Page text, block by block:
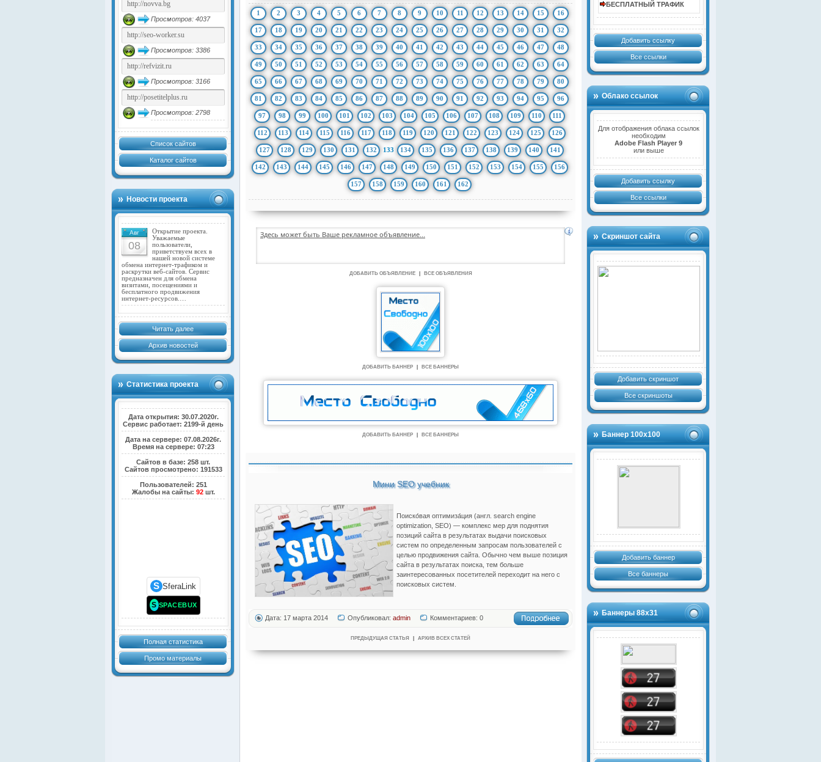
Просмотров: 4037
Просмотров: 3386
Просмотров: 3166
Просмотров: 2798
Список сайтов
Каталог сайтов
Новости проекта
Авг
08
Открытие проекта.
Уважаемые
пользователи,
приветствуем всех в
нашей новой системе
обмена интернет-трафиком и
раскрутки веб-сайтов. Сервис
предназначен для обмена
визитами, посещениями и
бесплатного продвижения
интернет-ресурсов.…
Читать далее
Архив новостей
Статистика проекта
Дата открытия: 30.07.2020г.
Сервис работает: 2199-й день
Дата на сервере: 07.08.2026г.
Время на сервере: 07:23
Сайтов в базе: 258 шт.
Сайтов просмотрено: 191533
Пользователей: 251
Жалобы на сайты: 92шт.
S SferaLink
S SPACEBUX
Полная статистика
Промо материалы
БЕСПЛАТНЫЙ ТРАФИК
Добавить ссылку
Все ссылки
Облако ссылок
Для отображения облака ссылок
необходим
Adobe Flash Player 9
или выше
Добавить ссылку
Все ссылки
Скриншот сайта
Добавить скриншот
Все скриншоты
Баннер 100х100
Добавить баннер
Все баннеры
Баннеры 88х31
1 2 3 4 5 6 7 8 9 10 11 12 13 14 15 16
17 18 19 20 21 22 23 24 25 26 27 28 29 30 31 32
33 34 35 36 37 38 39 40 41 42 43 44 45 46 47 48
49 50 51 52 53 54 55 56 57 58 59 60 61 62 63 64
65 66 67 68 69 70 71 72 73 74 75 76 77 78 79 80
81 82 83 84 85 86 87 88 89 90 91 92 93 94 95 96
97 98 99 100 101 102 103 104 105 106 107 108 109 110 111
112 113 114 115 116 117 118 119 120 121 122 123 124 125 126
127 128 129 130 131 132 133 134 135 136 137 138 139 140 141
142 143 144 145 146 147 148 149 150 151 152 153 154 155 156
157 158 159 160 161 162
Здесь может быть Ваше рекламное объявление...
ДОБАВИТЬ ОБЪЯВЛЕНИЕ ВСЕ ОБЪЯВЛЕНИЯ
ДОБАВИТЬ БАННЕР ВСЕ БАННЕРЫ
ДОБАВИТЬ БАННЕР ВСЕ БАННЕРЫ
Мини SEO учебник
Поиско́вая оптимиза́ция (англ. search engine
optimization, SEO) — комплекс мер для поднятия
позиций сайта в результатах выдачи поисковых
систем по определенным запросам пользователей с
целью продвижения сайта. Обычно чем выше позиция
сайта в результатах поиска, тем больше
заинтересованных посетителей переходит на него с
поисковых систем.
Дата: 17 марта 2014 Опубликовал: admin Комментариев: 0
ПРЕДЫДУЩАЯ СТАТЬЯ АРХИВ ВСЕХ СТАТЕЙ